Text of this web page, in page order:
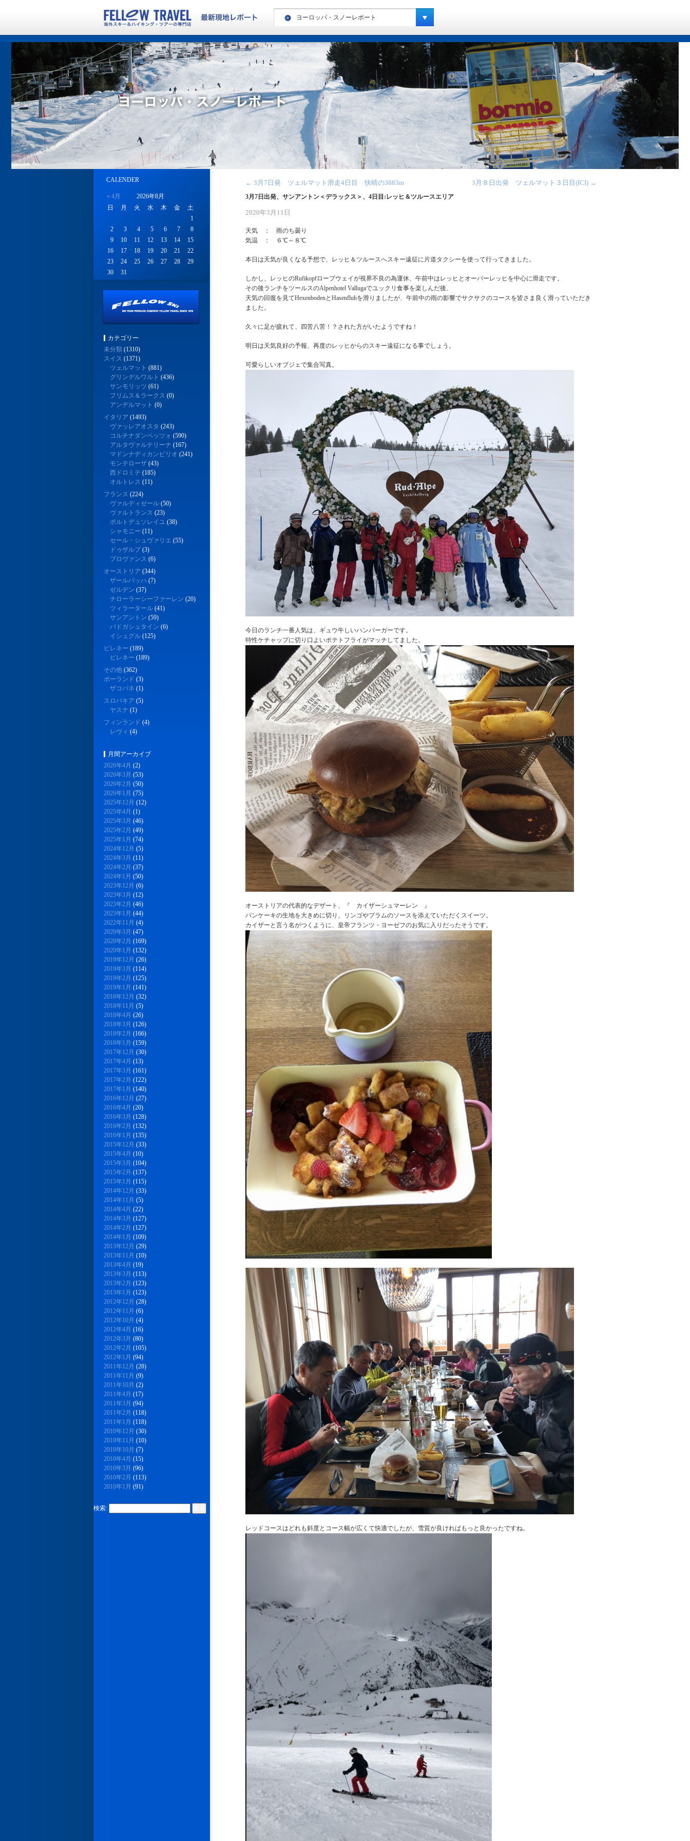
ヨーロッパ・スノーレポート
ヨーロッパ・ハイキングレポート
カナダ・ハイキングレポート
ヨーロッパ・スノーレポート
カナダ・スノーレポート
アメリカ・スノーレポート
スペシャルキャンプ・スノーレポート
ニュージーランド・スノーレポート
南米・スノーレポート
キッズキャンプ・レポート
← 3月7日発 ツェルマット滑走4日目 快晴の3883m 3月８日出発 ツェルマット３日目(ICI) →
3月7日出発、サンアントン＜デラックス＞、4日目:レッヒ＆ツルースエリア
2020年3月11日
天気 ： 雨のち曇り
気温 ： ６℃～８℃
本日は天気が良くなる予想で、レッヒ＆ツルースへスキー遠征に片道タクシーを使って行ってきました。
しかし、レッヒのRufikopfロープウェイが視界不良の為運休、午前中はレッヒとオーバーレッヒを中心に滑走です。
その後ランチをツールスのAlpenhotel Vallugaでユックリ食事を楽しんだ後、
天気の回復を見てHexenbodenとHasenfluhを滑りましたが、午前中の雨の影響でサクサクのコースを皆さま良く滑っていただき
ました。
久々に足が疲れて、四苦八苦！？された方がいたようですね！
明日は天気良好の予報、再度のレッヒからのスキー遠征になる事でしょう。
可愛らしいオブジェで集合写真。
今日のランチ一番人気は、ギュウ牛しいハンバーガーです。
特性ケチャップに切り口よいポテトフライがマッチしてました。
オーストリアの代表的なデザート、『 カイザーシュマーレン 』
パンケーキの生地を大きめに切り、リンゴやプラムのソースを添えていただくスイーツ。
カイザーと言う名がつくように、皇帝フランツ・ヨーゼフのお気に入りだったそうです。
レッドコースはどれも斜度とコース幅が広くて快適でしたが、雪質が良ければもっと良かったですね。
CALENDER
2026年8月
日
月 火 水 木 金 土
« 4月
1
2
3 4 5 6 7
8
9
10 11 12 13 14
15
16
17 18 19 20 21
22
23
24 25 26 27 28
29
30
31
カテゴリー
未分類 (1310)
スイス (1371)
ツェルマット (881)
グリンデルワルト (436)
サンモリッツ (61)
フリムス＆ラークス (0)
アンデルマット (0)
イタリア (1493)
ヴァッレアオスタ (243)
コルチナダンペッツォ (590)
アルタヴァルテリーナ (167)
マドンナディカンピリオ (241)
モンテローザ (43)
西ドロミテ (185)
オルトレス (11)
フランス (224)
ヴァルディゼール (50)
ヴァルトランス (23)
ポルトデュソレイユ (38)
シャモニー (11)
セール・シュヴァリエ (55)
ドゥザルプ(3)
プロヴァンス (6)
オーストリア (344)
ザールバッハ (7)
ゼルデン (37)
チローラーシーファーレン (20)
ツィラータール (41)
サンアントン (59)
バドガシュタイン (6)
イシュグル (125)
ピレネー (189)
ピレネー (189)
その他 (362)
ポーランド (3)
ザコパネ (1)
スロバキア (5)
ヤスナ (1)
フィンランド (4)
レヴィ (4)
月間アーカイブ
2026年4月 (2)
2026年3月 (53)
2026年2月 (50)
2026年1月 (75)
2025年12月 (12)
2025年4月 (1)
2025年3月 (46)
2025年2月 (49)
2025年1月 (74)
2024年12月 (5)
2024年3月 (11)
2024年2月 (37)
2024年1月 (50)
2023年12月 (6)
2023年3月 (12)
2023年2月 (46)
2023年1月 (44)
2022年11月 (4)
2020年3月 (47)
2020年2月 (169)
2020年1月 (132)
2019年12月 (26)
2019年3月 (114)
2019年2月 (125)
2019年1月 (141)
2018年12月 (32)
2018年11月 (5)
2018年4月 (26)
2018年3月 (126)
2018年2月 (166)
2018年1月 (159)
2017年12月 (30)
2017年4月 (13)
2017年3月 (161)
2017年2月 (122)
2017年1月 (140)
2016年12月 (27)
2016年4月 (20)
2016年3月 (128)
2016年2月 (132)
2016年1月 (135)
2015年12月 (33)
2015年4月 (10)
2015年3月 (104)
2015年2月 (137)
2015年1月 (115)
2014年12月 (33)
2014年11月 (5)
2014年4月 (22)
2014年3月 (127)
2014年2月 (127)
2014年1月 (109)
2013年12月 (29)
2013年11月 (10)
2013年4月 (19)
2013年3月 (113)
2013年2月 (123)
2013年1月 (123)
2012年12月 (28)
2012年11月 (6)
2012年10月 (4)
2012年4月 (16)
2012年3月 (80)
2012年2月 (105)
2012年1月 (94)
2011年12月 (28)
2011年11月 (9)
2011年10月 (2)
2011年4月 (17)
2011年3月 (94)
2011年2月 (118)
2011年1月 (118)
2010年12月 (30)
2010年11月 (10)
2010年10月 (7)
2010年4月 (15)
2010年3月 (96)
2010年2月 (113)
2010年1月 (91)
検索: